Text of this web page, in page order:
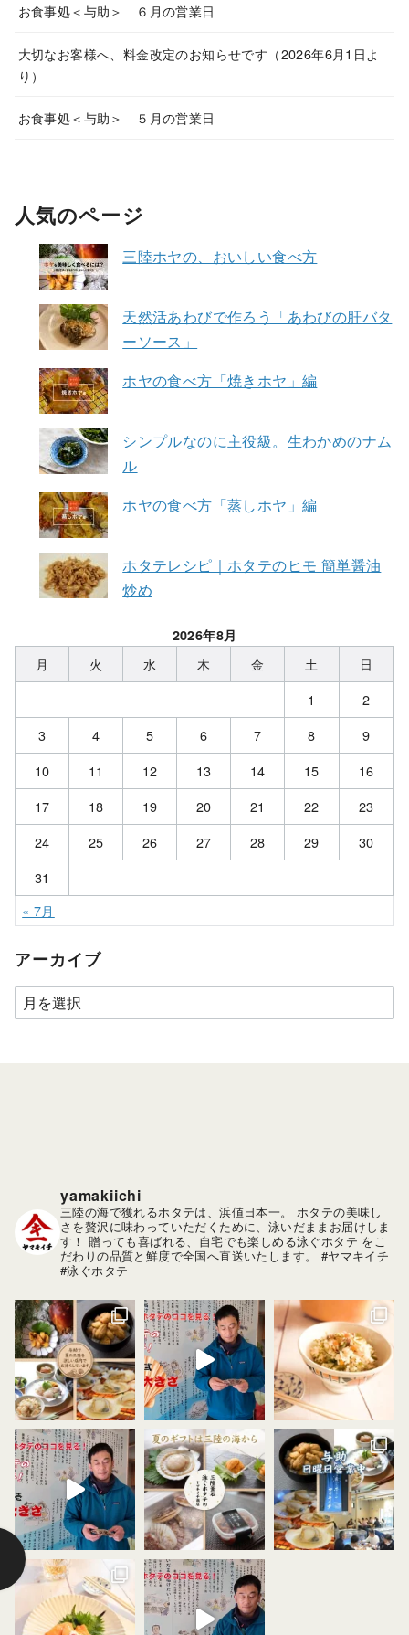
お食事処＜与助＞ ６月の営業日
大切なお客様へ、料金改定のお知らせです（2026年6月1日よ
り）
お食事処＜与助＞ ５月の営業日
人気のページ
三陸ホヤの、おいしい食べ方
天然活あわびで作ろう「あわびの肝バタ
ーソース」
ホヤの食べ方「焼きホヤ」編
シンプルなのに主役級。生わかめのナム
ル
ホヤの食べ方「蒸しホヤ」編
ホタテレシピ｜ホタテのヒモ 簡単醤油
炒め
2026年8月
月 火 水 木 金 土
日
1
2
3
4 5 6 7 8
9
10
11 12 13 14 15
16
17
18 19 20 21 22
23
24
25 26 27 28 29
30
31
« 7月
アーカイブ
ア
ー
yamakiichi
三陸の海で獲れるホタテは、浜値日本一。
ホタテの美味し
さを贅沢に味わっていただくために、泳いだままお届けしま
す！ 贈っても喜ばれる、自宅でも楽しめる泳ぐホタテ をこ
だわりの品質と鮮度で全国へ直送いたします。
#ヤマキイチ
#泳ぐホタテ